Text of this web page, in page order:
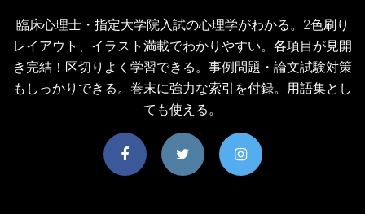
臨床心理士・指定大学院入試の心理学がわかる。2色刷り
レイアウト、イラスト満載でわかりやすい。各項目が見開
き完結！区切りよく学習できる。事例問題・論文試験対策
もしっかりできる。巻末に強力な索引を付録。用語集とし
ても使える。